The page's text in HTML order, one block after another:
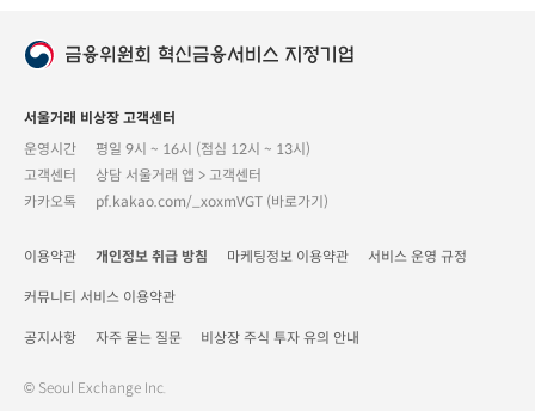
서울거래 비상장 고객센터
운영시간
평일 9시 ~ 16시 (점심 12시 ~ 13시)
고객센터
상담 서울거래 앱 > 고객센터
카카오톡
pf.kakao.com/_xoxmVGT (바로가기)
이용약관 개인정보 취급 방침 마케팅정보 이용약관 서비스 운영 규정
커뮤니티 서비스 이용약관
공지사항 자주 묻는 질문 비상장 주식 투자 유의 안내
© Seoul Exchange Inc.